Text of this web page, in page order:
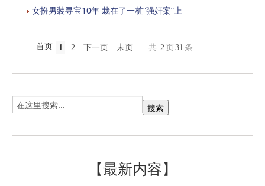
女扮男装寻宝10年 栽在了一桩“强奸案”上
首页 1 2 下一页 末页 共 2 页 31 条
【最新内容】